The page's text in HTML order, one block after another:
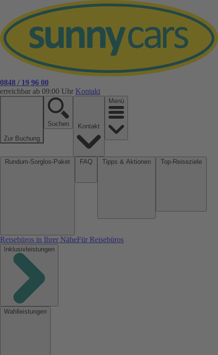
0848 / 19 96 00
erreichbar ab 09:00 Uhr Kontakt
Zur Buchung
Suchen
Menü
Reisebüros in Ihrer NäheFür Reisebüros
Inklusivleistungen
Wahlleistungen